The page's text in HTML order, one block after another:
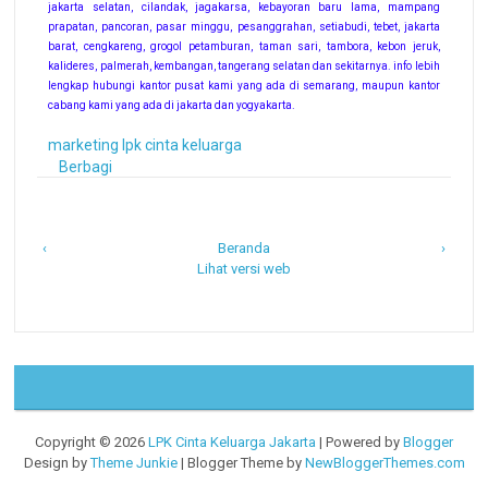
jakarta selatan, cilandak, jagakarsa, kebayoran baru lama, mampang
prapatan, pancoran, pasar minggu, pesanggrahan, setiabudi, tebet, jakarta
barat, cengkareng, grogol petamburan, taman sari, tambora, kebon jeruk,
kalideres, palmerah, kembangan, tangerang selatan dan sekitarnya. info lebih
lengkap hubungi kantor pusat kami yang ada di semarang, maupun kantor
cabang kami yang ada di jakarta dan yogyakarta.
marketing lpk cinta keluarga
Berbagi
‹ ›
Beranda
Lihat versi web
Copyright © 2026 LPK Cinta Keluarga Jakarta | Powered by Blogger
Design byTheme Junkie| Blogger Theme by NewBloggerThemes.com